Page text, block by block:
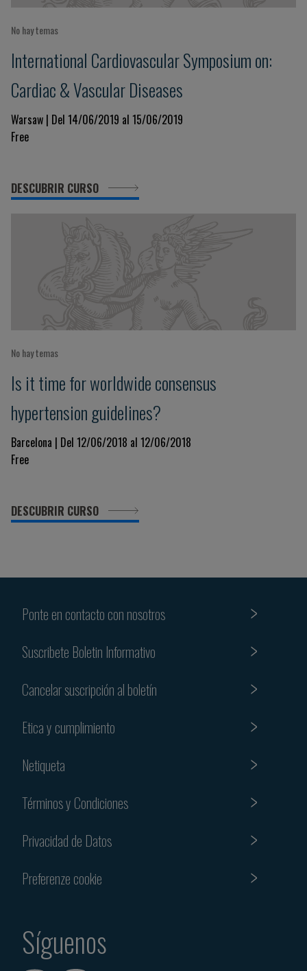
No hay temas
International Cardiovascular Symposium on:
Cardiac & Vascular Diseases
Warsaw | Del 14/06/2019 al 15/06/2019
Free
DESCUBRIR CURSO
No hay temas
Is it time for worldwide consensus
hypertension guidelines?
Barcelona | Del 12/06/2018 al 12/06/2018
Free
DESCUBRIR CURSO
Ponte en contacto con nosotros
Suscribete Boletin Informativo
Cancelar suscripción al boletín
Etica y cumplimiento
Netiqueta
Términos y Condiciones
Privacidad de Datos
Preferenze cookie
Síguenos